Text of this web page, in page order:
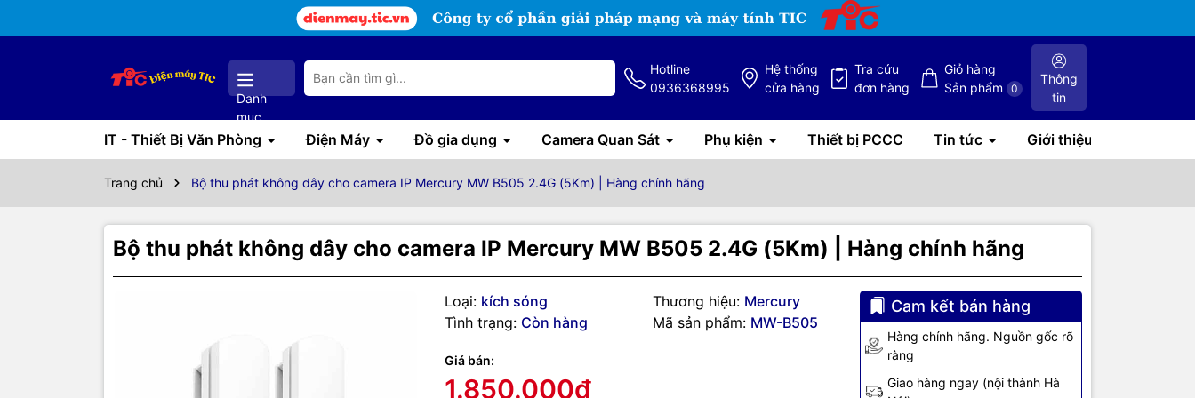
Danh
mục
Hotline
0936368995
Hệ thống
cửa hàng
Tra cứu
đơn hàng
Giỏ hàng
Sản phẩm
0
Thông
tin
IT - Thiết Bị Văn Phòng Điện Máy Đồ gia dụng Camera Quan Sát Phụ kiện Thiết bị PCCC Tin tức Giới thiệu
Trang chủ Bộ thu phát không dây cho camera IP Mercury MW B505 2.4G (5Km) | Hàng chính hãng
Bộ thu phát không dây cho camera IP Mercury MW B505 2.4G (5Km) | Hàng chính hãng
Loại: kích sóng Thương hiệu: Mercury
Tình trạng: Còn hàng Mã sản phẩm: MW-B505
Giá bán:
1.850.000₫
Cam kết bán hàng
Hàng chính hãng. Nguồn gốc rõ
ràng
Giao hàng ngay (nội thành Hà
Thông số kỹ thuật
Bộ thu phát không dây cho camera IP